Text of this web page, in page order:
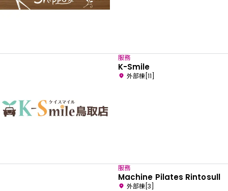
服務
K-Smile
外部棟[11]
服務
Machine Pilates Rintosull
外部棟[3]